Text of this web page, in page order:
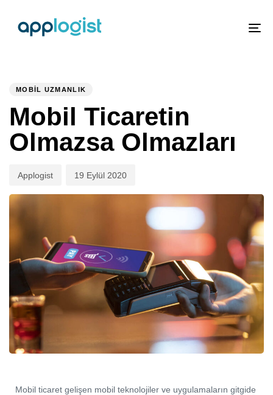
MOBIL UZMANLIK
Mobil Ticaretin
Olmazsa Olmazları
Applogist 19 Eylül 2020
Mobil ticaret gelişen mobil teknolojiler ve uygulamaların gitgide